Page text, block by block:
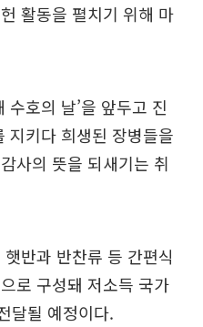
활동을 펼치기 위해 마
수호의 날’을 앞두고 진
지키다 희생된 장병들을
사의 뜻을 되새기는 취
반과 반찬류 등 간편식
로 구성돼 저소득 국가
달될 예정이다.